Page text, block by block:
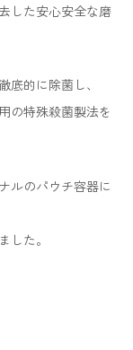
した安心安全な磨
的に除菌し、
の特殊殺菌製法を
ルのパウチ容器に
した。